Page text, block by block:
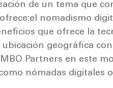
de un tema que
nomadismo
que ofrece la
geográfica
Partners en este
nómadas digitales